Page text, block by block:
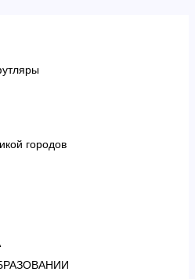
городов